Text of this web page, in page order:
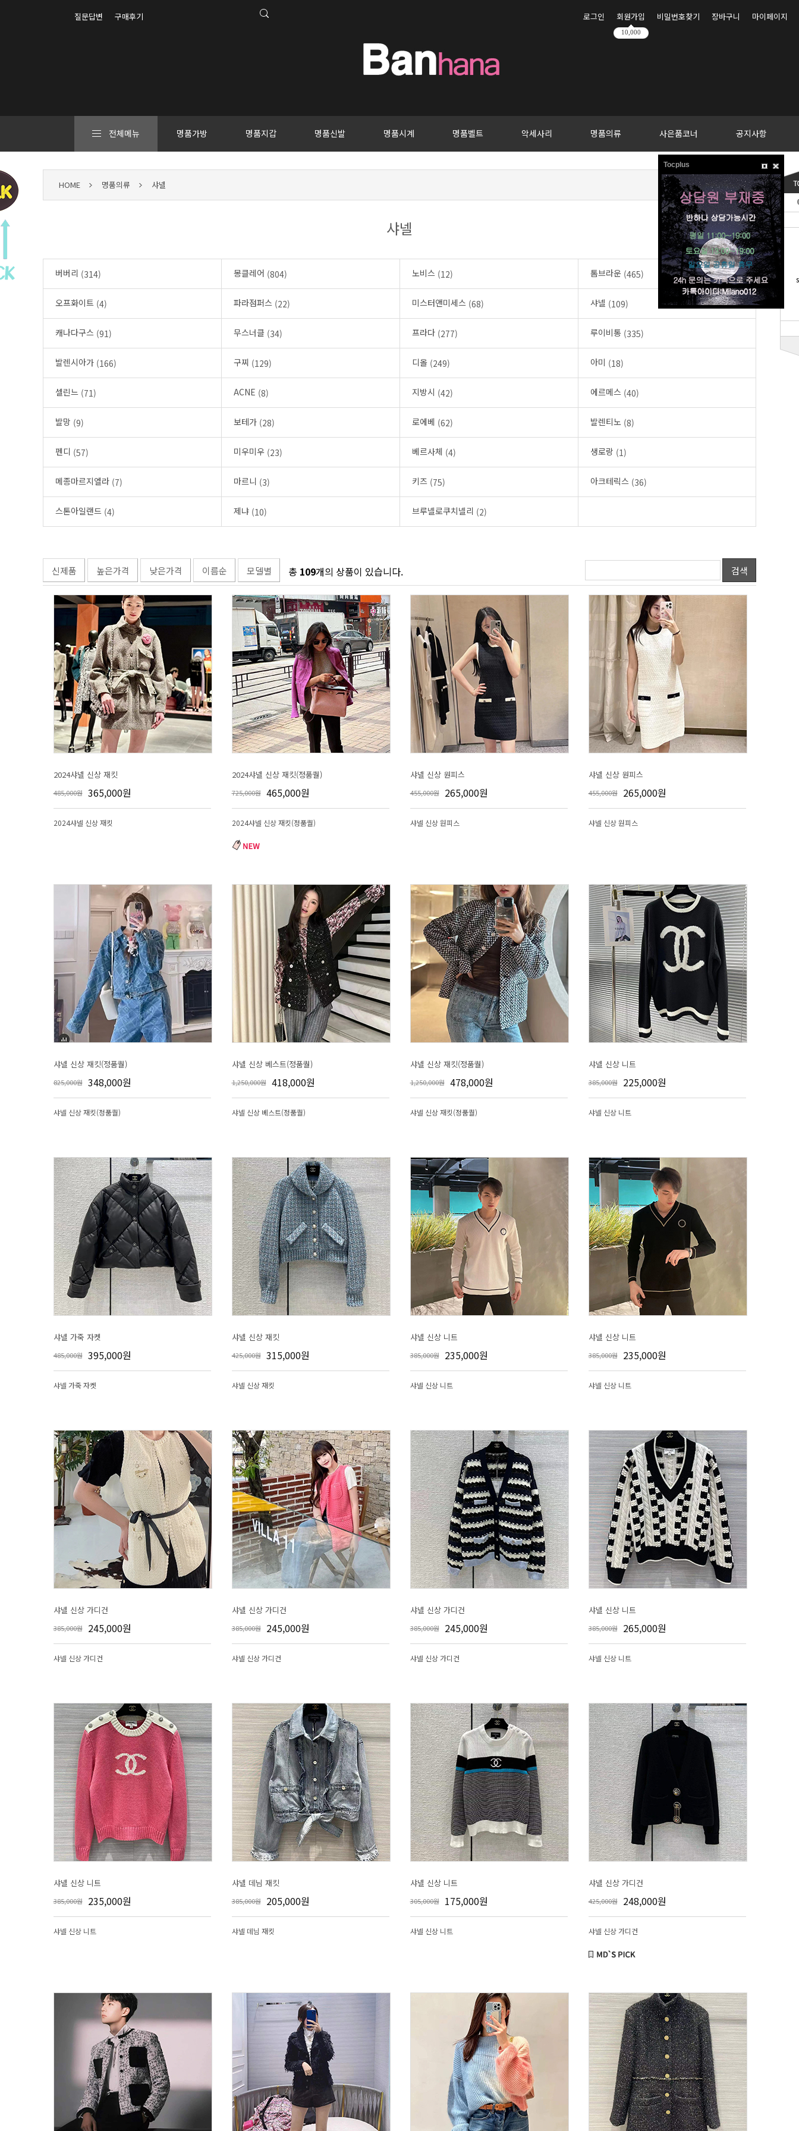
질문답변 구매후기 마이페이지
장바구니
비밀번호찾기
10,000
회원가입
로그인
전체메뉴 명품가방 명품지갑 명품신발 명품시계 명품벨트 악세사리 명품의류 사은품코너 공지사항
HOME 명품의류 샤넬
샤넬
버버리 (314) 몽클레어 (804) 노비스 (12) 톰브라운 (465)
오프화이트 (4) 파라점퍼스 (22) 미스터앤미세스 (68) 샤넬 (109)
캐나다구스 (91) 무스너클 (34) 프라다 (277) 루이비통 (335)
발렌시아가 (166) 구찌 (129) 디올 (249) 아미 (18)
셀린느 (71) ACNE (8) 지방시 (42) 에르메스 (40)
발망 (9) 보테가 (28) 로에베 (62) 발렌티노 (8)
펜디 (57) 미우미우 (23) 베르사체 (4) 생로랑 (1)
메종마르지엘라 (7) 마르니 (3) 키즈 (75) 아크테릭스 (36)
스톤아일랜드 (4) 제냐 (10) 브루넬로쿠치넬리 (2)
신제품 높은가격 낮은가격 이름순 모델별 총 109개의 상품이 있습니다. 검색
2024샤넬 신상 재킷
485,000원 365,000원
2024샤넬 신상 재킷
2024샤넬 신상 재킷(정품퀄)
725,000원 465,000원
2024샤넬 신상 재킷(정품퀄)
샤넬 신상 원피스
455,000원 265,000원
샤넬 신상 원피스
샤넬 신상 원피스
455,000원 265,000원
샤넬 신상 원피스
샤넬 신상 재킷(정품퀄)
825,000원 348,000원
샤넬 신상 재킷(정품퀄)
샤넬 신상 베스트(정품퀄)
1,250,000원 418,000원
샤넬 신상 베스트(정품퀄)
샤넬 신상 재킷(정품퀄)
1,250,000원 478,000원
샤넬 신상 재킷(정품퀄)
샤넬 신상 니트
385,000원 225,000원
샤넬 신상 니트
샤넬 가죽 자켓
485,000원 395,000원
샤넬 가죽 자켓
샤넬 신상 재킷
425,000원 315,000원
샤넬 신상 재킷
샤넬 신상 니트
385,000원 235,000원
샤넬 신상 니트
샤넬 신상 니트
385,000원 235,000원
샤넬 신상 니트
샤넬 신상 가디건
385,000원 245,000원
샤넬 신상 가디건
샤넬 신상 가디건
385,000원 245,000원
샤넬 신상 가디건
샤넬 신상 가디건
385,000원 245,000원
샤넬 신상 가디건
샤넬 신상 니트
385,000원 265,000원
샤넬 신상 니트
샤넬 신상 니트
385,000원 235,000원
샤넬 신상 니트
샤넬 데님 재킷
385,000원 205,000원
샤넬 데님 재킷
샤넬 신상 니트
305,000원 175,000원
샤넬 신상 니트
샤넬 신상 가디건
425,000원 248,000원
샤넬 신상 가디건
Tocplus